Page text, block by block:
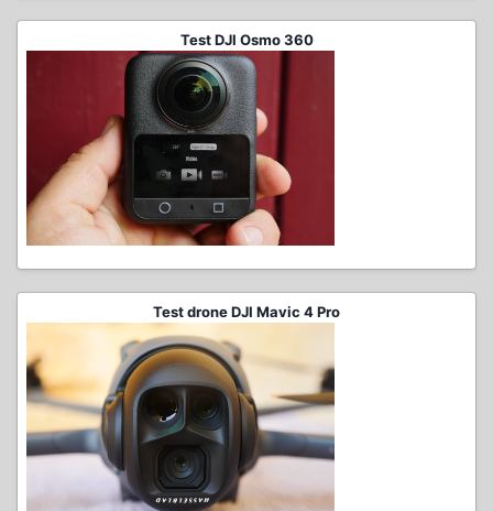
Test DJI Osmo 360
Test drone DJI Mavic 4 Pro